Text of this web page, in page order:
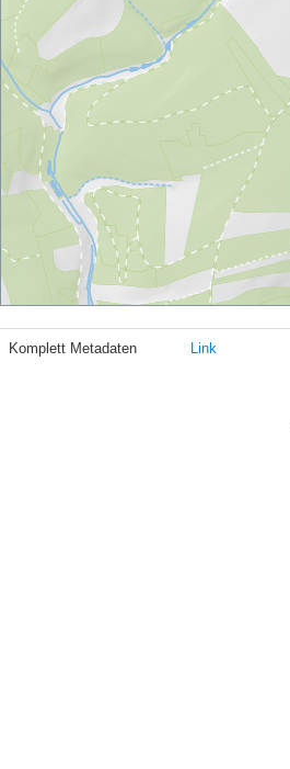
Komplett Metadaten Link